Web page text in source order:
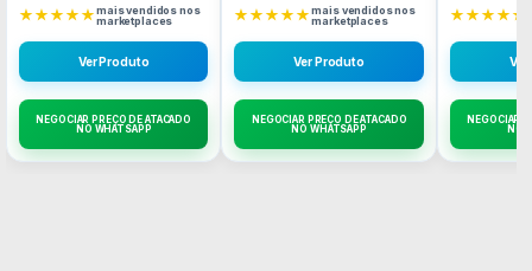
★★★★★mais vendidos nos
marketplaces
Ver Produto
NEGOCIAR PREÇO DE ATACADO
NO WHATSAPP
★★★★★mais vendidos nos
marketplaces
Ver Produto
NEGOCIAR PREÇO DE ATACADO
NO WHATSAPP
★★★★★
NEGOCIAR
NO